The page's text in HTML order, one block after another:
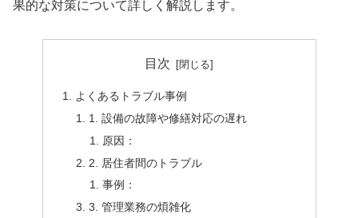
果的な対策について詳しく解説します。
目次
よくあるトラブル事例
1. 設備の故障や修繕対応の遅れ
原因：
2. 居住者間のトラブル
事例：
3. 管理業務の煩雑化